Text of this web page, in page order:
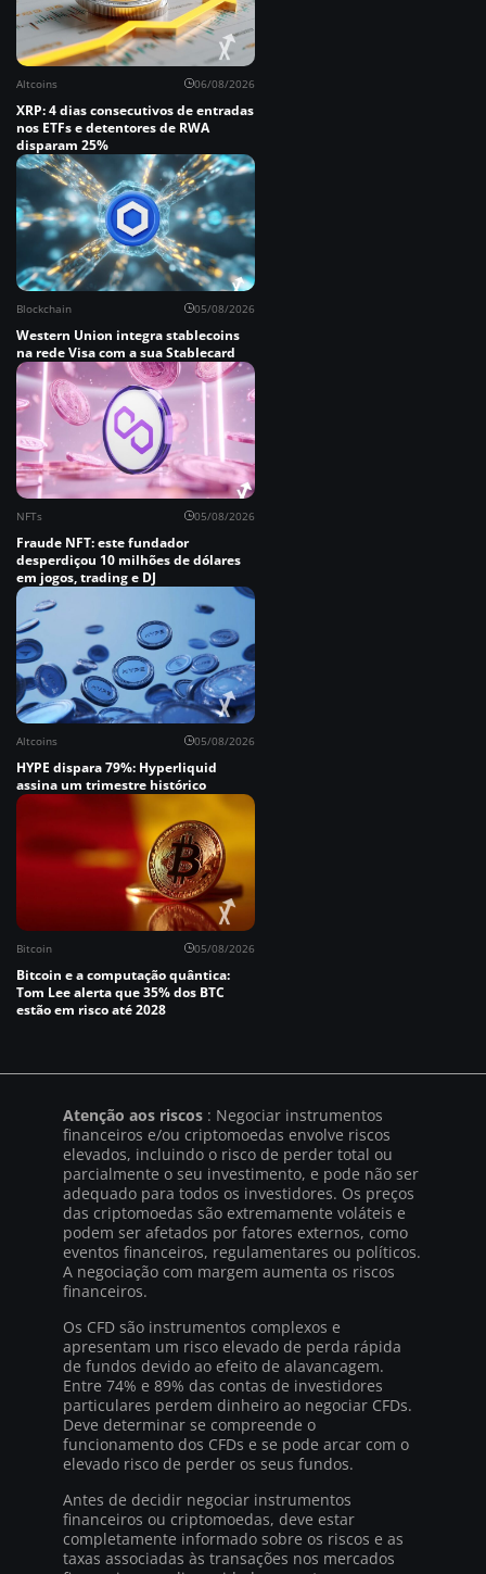
Altcoins 06/08/2026
XRP: 4 dias consecutivos de entradas
nos ETFs e detentores de RWA
disparam 25%
Blockchain 05/08/2026
Western Union integra stablecoins
na rede Visa com a sua Stablecard
NFTs 05/08/2026
Fraude NFT: este fundador
desperdiçou 10 milhões de dólares
em jogos, trading e DJ
Altcoins 05/08/2026
HYPE dispara 79%: Hyperliquid
assina um trimestre histórico
Bitcoin 05/08/2026
Bitcoin e a computação quântica:
Tom Lee alerta que 35% dos BTC
estão em risco até 2028
Atenção aos riscos : Negociar instrumentos
financeiros e/ou criptomoedas envolve riscos
elevados, incluindo o risco de perder total ou
parcialmente o seu investimento, e pode não ser
adequado para todos os investidores. Os preços
das criptomoedas são extremamente voláteis e
podem ser afetados por fatores externos, como
eventos financeiros, regulamentares ou políticos.
A negociação com margem aumenta os riscos
financeiros.
Os CFD são instrumentos complexos e
apresentam um risco elevado de perda rápida
de fundos devido ao efeito de alavancagem.
Entre 74% e 89% das contas de investidores
particulares perdem dinheiro ao negociar CFDs.
Deve determinar se compreende o
funcionamento dos CFDs e se pode arcar com o
elevado risco de perder os seus fundos.
Antes de decidir negociar instrumentos
financeiros ou criptomoedas, deve estar
completamente informado sobre os riscos e as
taxas associadas às transações nos mercados